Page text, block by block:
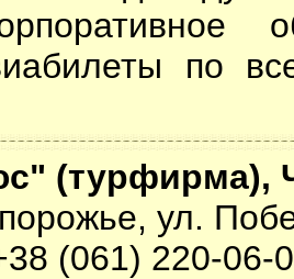
по
(турфирма),
ул.
(061) 220-06-